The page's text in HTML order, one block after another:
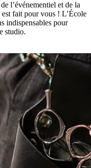
l’événementiel et de la
fait pour vous ! L’École
indispensables pour
studio.